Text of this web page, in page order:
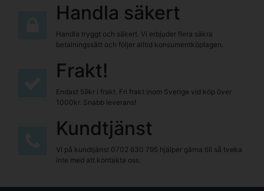
Handla säkert
Handla tryggt och säkert. Vi erbjuder flera säkra
betalningssätt och följer alltid konsumentköplagen.
Frakt!
Endast 59kr i frakt. Fri frakt inom Sverige vid köp över
1000kr. Snabb leverans!
Kundtjänst
Vi på kundtjänst 0702 630 795 hjälper gärna till så tveka
inte med att kontakta oss.